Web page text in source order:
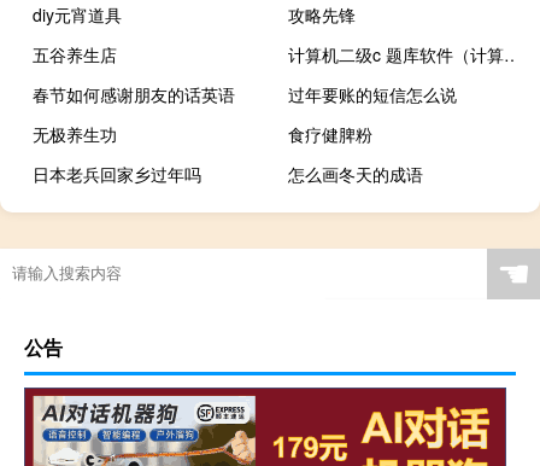
diy元宵道具
攻略先锋
五谷养生店
计算机二级c 题库软件（计算机二级题库c语言）
春节如何感谢朋友的话英语
过年要账的短信怎么说
无极养生功
食疗健脾粉
日本老兵回家乡过年吗
怎么画冬天的成语
☚
公告